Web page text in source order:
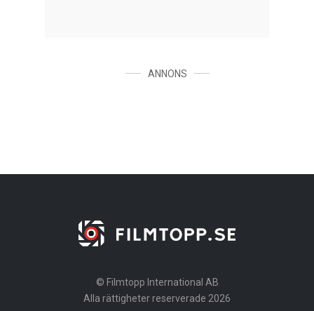
ANNONS
© Filmtopp International AB
Alla rättigheter reserverade 2026